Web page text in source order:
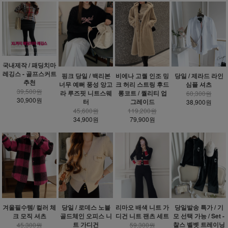
국내제작 / 패딩치마
레깅스 - 골프스커트
추천
39,500원
30,900원
핑크 당일 / 백리본
너무 예뻐 풍성 앙고
라 루즈핏 니트스웨
터
45,600원
34,900원
비에나 고퀄 인조 밍
크 허리 스트링 후드
롱코트 / 퀄리티 업
그레이드
119,200원
79,900원
당일 / 제라드 라인
심플 셔츠
60,300원
38,900원
겨울필수템/ 컬러 체
크 모직 셔츠
45,300원
당일 / 로데스 노블
골드체인 오피스 니
트 가디건
리마오 배색 니트 가
디건 니트 팬츠 세트
59,300원
당일발송 특가 / 기
모 선택 가능 / Set -
찰스 벨벳 트레이닝